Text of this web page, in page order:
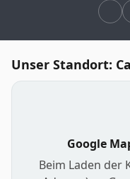
Unser Standort:
Google
Beim Laden der